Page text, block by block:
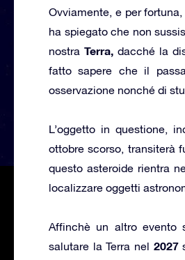
Ovviamente, e per
ha spiegato che non
nostra Terra,dacché la
fatto sapere che il
osservazione nonché di
L’oggetto in questione,
ottobre scorso, transiterà
questo asteroide rientra
localizzare oggetti
Affinchè un altro evento
salutare la Terra nel 2027